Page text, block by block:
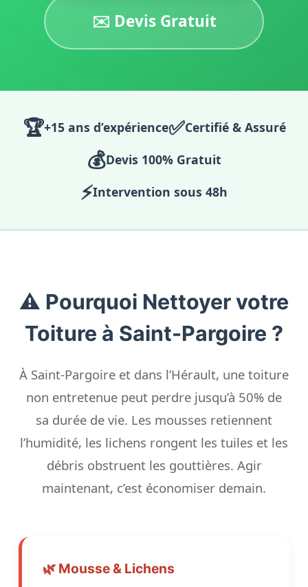
✉️ Devis Gratuit
🏆+15 ans d’expérience✅Certifié & Assuré
💰Devis 100% Gratuit
⚡Intervention sous 48h
⚠️ Pourquoi Nettoyer votre
Toiture à Saint-Pargoire ?
À Saint-Pargoire et dans l’Hérault, une toiture
non entretenue peut perdre jusqu’à 50% de
sa durée de vie. Les mousses retiennent
l’humidité, les lichens rongent les tuiles et les
débris obstruent les gouttières. Agir
maintenant, c’est économiser demain.
🌿 Mousse & Lichens